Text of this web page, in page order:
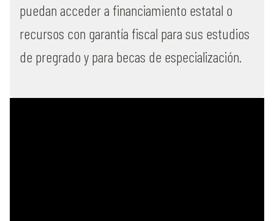
puedan acceder a financiamiento estatal o
recursos con garantía fiscal para sus estudios
de pregrado y para becas de especialización.